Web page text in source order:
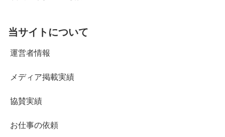
当サイトについて
運営者情報
メディア掲載実績
協賛実績
お仕事の依頼